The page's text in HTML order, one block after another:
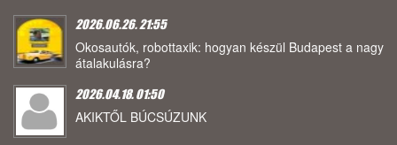
2026.06.26. 21:55
Okosautók, robottaxik: hogyan készül Budapest a nagy
átalakulásra?
2026.04.18. 01:50
AKIKTŐL BÚCSÚZUNK